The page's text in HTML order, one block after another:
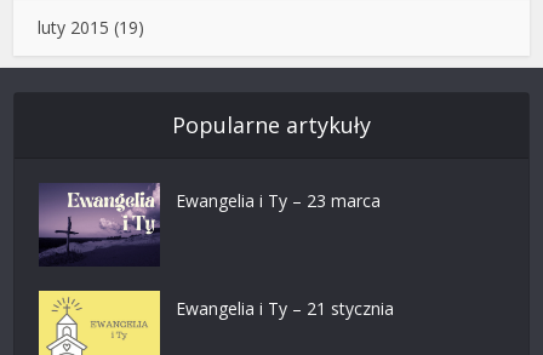
luty 2015 (19)
Popularne artykuły
Ewangelia i Ty – 23 marca
Ewangelia i Ty – 21 stycznia